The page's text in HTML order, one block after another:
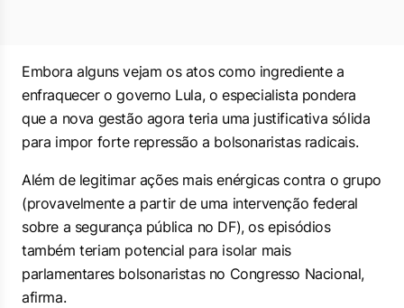
Embora alguns vejam os atos como ingrediente a
enfraquecer o governo Lula, o especialista pondera
que a nova gestão agora teria uma justificativa sólida
para impor forte repressão a bolsonaristas radicais.
Além de legitimar ações mais enérgicas contra o grupo
(provavelmente a partir de uma intervenção federal
sobre a segurança pública no DF), os episódios
também teriam potencial para isolar mais
parlamentares bolsonaristas no Congresso Nacional,
afirma.